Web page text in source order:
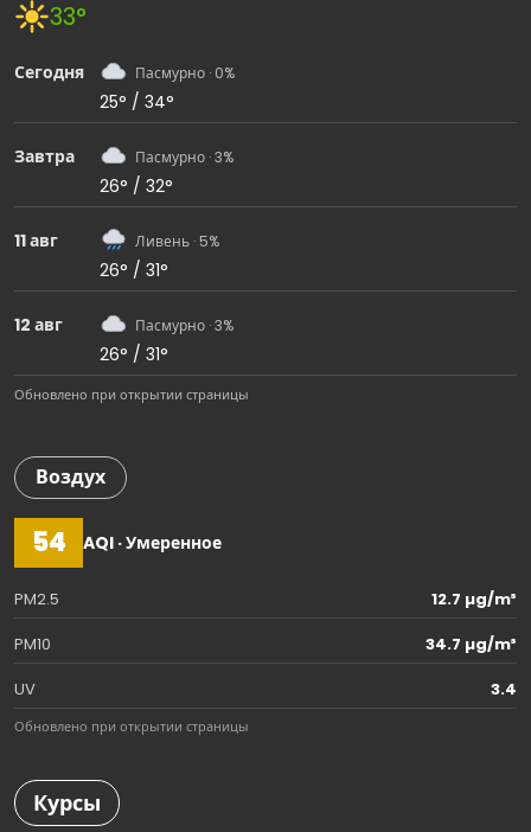
33°
Сегодня Пасмурно · 0%
25° / 34°
Завтра Пасмурно · 3%
26° / 32°
11 авг Ливень · 5%
26° / 31°
12 авг Пасмурно · 3%
26° / 31°
Обновлено при открытии страницы
Воздух
54 AQI · Умеренное
PM2.5
12.7 µg/m³
PM10
34.7 µg/m³
UV
3.4
Обновлено при открытии страницы
Курсы